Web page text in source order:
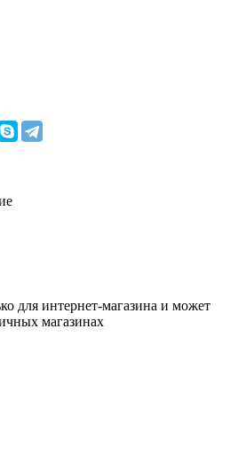
для интернет-магазина и может
магазинах